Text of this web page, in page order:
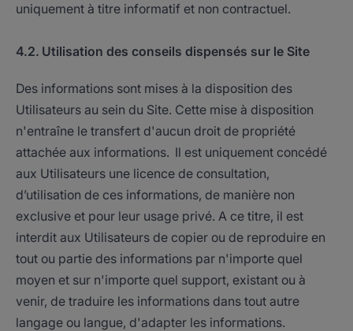
uniquement à titre informatif et non contractuel.
4.2. Utilisation des conseils dispensés sur le Site
Des informations sont mises à la disposition des
Utilisateurs au sein du Site. Cette mise à disposition
n'entraîne le transfert d'aucun droit de propriété
attachée aux informations. Il est uniquement concédé
aux Utilisateurs une licence de consultation,
d’utilisation de ces informations, de manière non
exclusive et pour leur usage privé. A ce titre, il est
interdit aux Utilisateurs de copier ou de reproduire en
tout ou partie des informations par n'importe quel
moyen et sur n'importe quel support, existant ou à
venir, de traduire les informations dans tout autre
langage ou langue, d'adapter les informations.